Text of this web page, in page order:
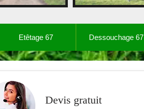
Etêtage 67 Dessouchage 67
Devis gratuit